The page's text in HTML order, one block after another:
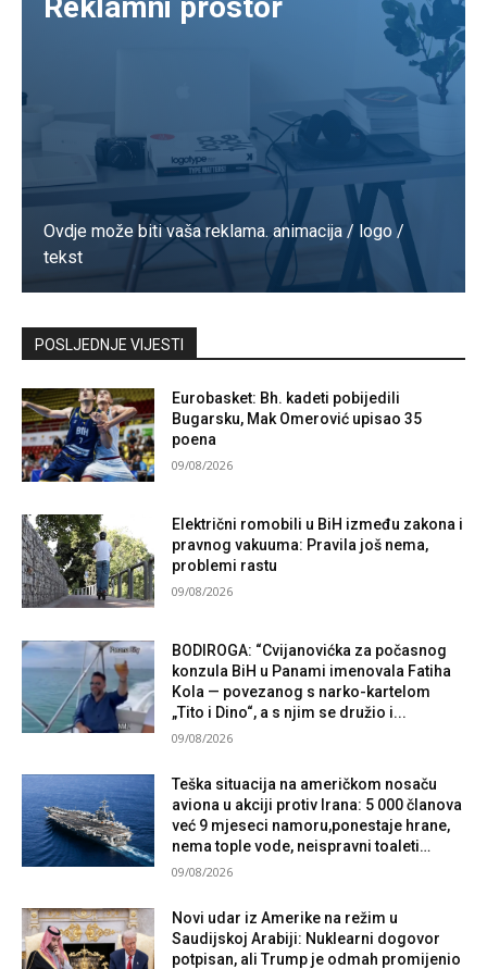
Reklamni prostor
Ovdje može biti vaša reklama. animacija / logo /
tekst
Kontaktirajte nas
POSLJEDNJE VIJESTI
Eurobasket: Bh. kadeti pobijedili
Bugarsku, Mak Omerović upisao 35
poena
09/08/2026
Električni romobili u BiH između zakona i
pravnog vakuuma: Pravila još nema,
problemi rastu
09/08/2026
BODIROGA: “Cvijanovićka za počasnog
konzula BiH u Panami imenovala Fatiha
Kola — povezanog s narko-kartelom
„Tito i Dino“, a s njim se družio i...
09/08/2026
Teška situacija na američkom nosaču
aviona u akciji protiv Irana: 5 000 članova
već 9 mjeseci namoru,ponestaje hrane,
nema tople vode, neispravni toaleti…
09/08/2026
Novi udar iz Amerike na režim u
Saudijskoj Arabiji: Nuklearni dogovor
potpisan, ali Trump je odmah promijenio